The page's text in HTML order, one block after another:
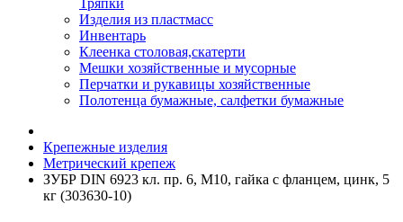
Тряпки
Изделия из пластмасс
Инвентарь
Клеенка столовая,скатерти
Мешки хозяйственные и мусорные
Перчатки и рукавицы хозяйственные
Полотенца бумажные, салфетки бумажные
Крепежные изделия
Метрический крепеж
ЗУБР DIN 6923 кл. пр. 6, M10, гайка с фланцем, цинк, 5
кг (303630-10)